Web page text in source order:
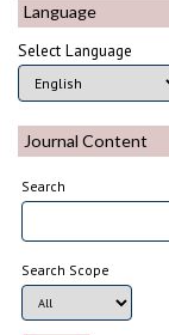
Language
Select Language
Journal Content
Search
Search Scope